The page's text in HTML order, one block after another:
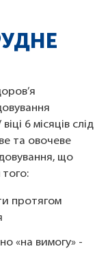
6 місяців слід
та овочеве
що
того:
протягом
«на вимогу» -